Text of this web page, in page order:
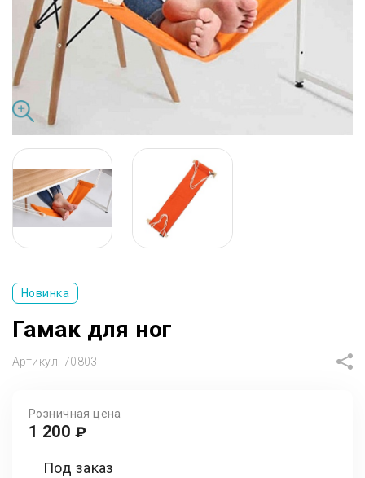
Новинка
Гамак для ног
Артикул: 70803
Розничная цена
1 200 ₽
Под заказ